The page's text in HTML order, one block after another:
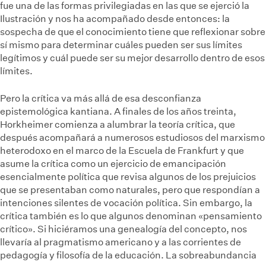
fue una de las formas privilegiadas en las que se ejerció la
Ilustración y nos ha acompañado desde entonces: la
sospecha de que el conocimiento tiene que reflexionar sobre
sí mismo para determinar cuáles pueden ser sus límites
legítimos y cuál puede ser su mejor desarrollo dentro de esos
límites.
Pero la crítica va más allá de esa desconfianza
epistemológica kantiana. A finales de los años treinta,
Horkheimer comienza a alumbrar la teoría crítica, que
después acompañará a numerosos estudiosos del marxismo
heterodoxo en el marco de la Escuela de Frankfurt y que
asume la crítica como un ejercicio de emancipación
esencialmente política que revisa algunos de los prejuicios
que se presentaban como naturales, pero que respondían a
intenciones silentes de vocación política. Sin embargo, la
crítica también es lo que algunos denominan «pensamiento
crítico». Si hiciéramos una genealogía del concepto, nos
llevaría al pragmatismo americano y a las corrientes de
pedagogía y filosofía de la educación. La sobreabundancia